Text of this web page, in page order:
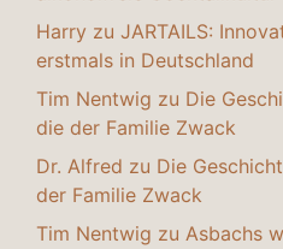
Harry zu JARTAILS:
erstmals in Deutschland
Tim Nentwig zu Die
die der Familie Zwack
Dr. Alfred zu Die
der Familie Zwack
Tim Nentwig zu Asbachs